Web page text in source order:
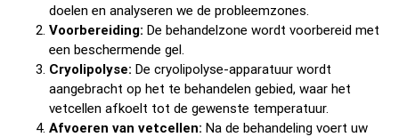
doelen en analyseren we de probleemzones.
Voorbereiding: De behandelzone wordt voorbereid met
een beschermende gel.
Cryolipolyse: De cryolipolyse-apparatuur wordt
aangebracht op het te behandelen gebied, waar het
vetcellen afkoelt tot de gewenste temperatuur.
Afvoeren van vetcellen: Na de behandeling voert uw